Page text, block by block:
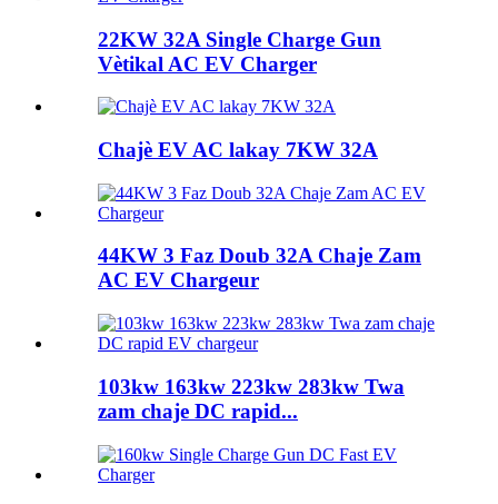
22KW 32A Single Charge Gun
Vètikal AC EV Charger
Chajè EV AC lakay 7KW 32A
44KW 3 Faz Doub 32A Chaje Zam
AC EV Chargeur
103kw 163kw 223kw 283kw Twa
zam chaje DC rapid...